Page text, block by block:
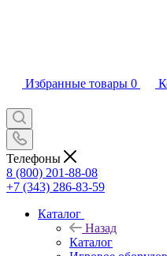
Избранные товары 0
Телефоны
8 (800) 201-88-08
+7 (343) 286-83-59
Каталог
Назад
Каталог